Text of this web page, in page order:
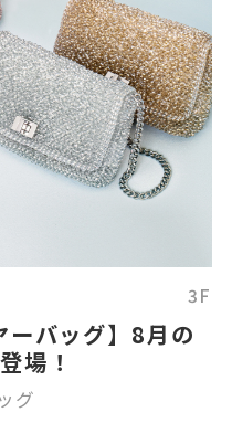
3F
ーバッグ】8月の
場！
グ